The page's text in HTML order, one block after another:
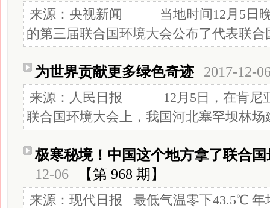
来源：央视新闻 当地时间12月5日晚
的第三届联合国环境大会公布了代表联合
为世界贡献更多绿色奇迹 2017-12-
来源：人民日报 12月5日，在肯尼亚
联合国环境大会上，我国河北塞罕坝林场
极寒秘境！中国这个地方拿了联合
12-06
【第 968 期】
来源：现代日报 最低气温零下43.5℃ 年